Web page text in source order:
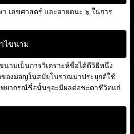
เลขศาสตร์ และอายตนะ ๖ ในการ
ไขนาม
นามเป็นการวิเคราะห์ชื่อได้ดีวิธีหนึ่ง
องมอญในสมัยโบราณมาประยุกต์ใช้
พยากรณ์ชื่อนั้นๆจะมีผลต่อชะตาชีวิตแก่